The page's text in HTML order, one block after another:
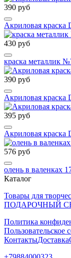
390 руб
Акриловая краска
430 руб
краска металлик
390 руб
Акриловая краска
395 руб
Акриловая краска
576 руб
олень в валенках
Каталог
Товары для
ПОДАРОЧНЫЙ
Политика
Пользовательское
КонтактыДоставка